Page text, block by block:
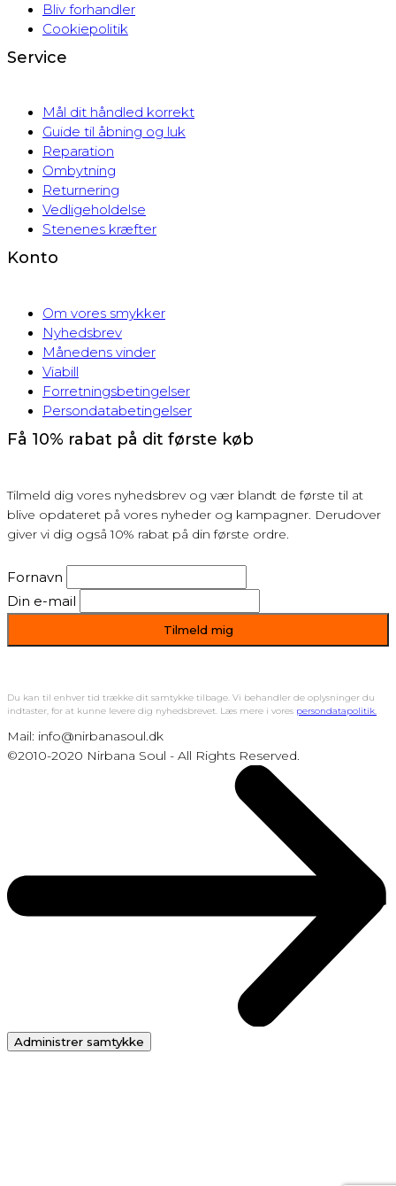
Bliv forhandler
Cookiepolitik
Service
Mål dit håndled korrekt
Guide til åbning og luk
Reparation
Ombytning
Returnering
Vedligeholdelse
Stenenes kræfter
Konto
Om vores smykker
Nyhedsbrev
Månedens vinder
Viabill
Forretningsbetingelser
Persondatabetingelser
Få 10% rabat på dit første køb
Tilmeld dig vores nyhedsbrev og vær blandt de første til at
blive opdateret på vores nyheder og kampagner. Derudover
giver vi dig også 10% rabat på din første ordre.
Fornavn
Din e-mail
Du kan til enhver tid trække dit samtykke tilbage. Vi behandler de oplysninger du
indtaster, for at kunne levere dig nyhedsbrevet. Læs mere i vores persondatapolitik.
Mail: info@nirbanasoul.dk
©2010-2020 Nirbana Soul - All Rights Reserved.
Administrer samtykke